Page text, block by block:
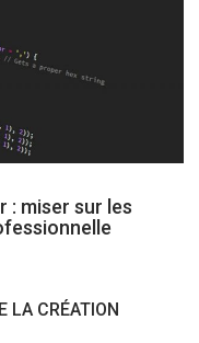
: miser sur les
LA CRÉATION